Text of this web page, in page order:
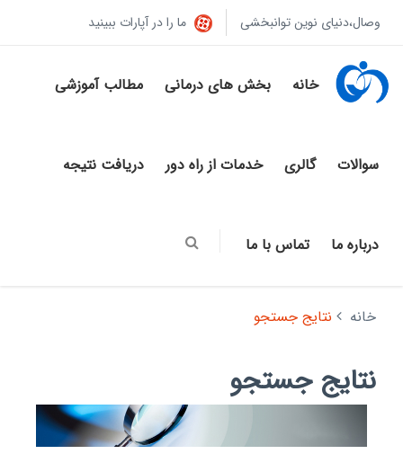
وصال،دنیای نوین توانبخشی ما را در آپارات ببینید
خانه بخش های درمانی مطالب آموزشی
سوالات گالری خدمات از راه دور دریافت نتیجه
درباره ما تماس با ما
خانه نتایج جستجو
نتایج جستجو